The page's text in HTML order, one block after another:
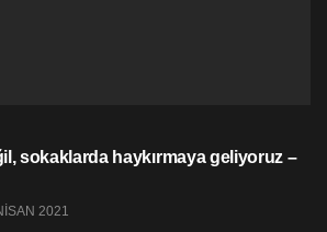
sokaklarda haykırmaya geliyoruz –
2021